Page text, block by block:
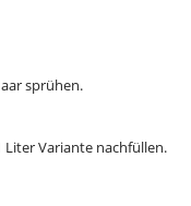
sprühen.
Liter Variante nachfüllen.